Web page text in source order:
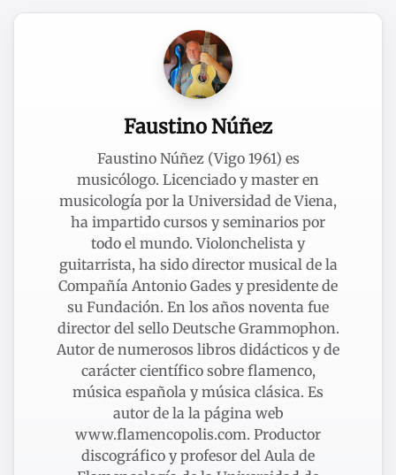
Faustino Núñez
Faustino Núñez (Vigo 1961) es
musicólogo. Licenciado y master en
musicología por la Universidad de Viena,
ha impartido cursos y seminarios por
todo el mundo. Violonchelista y
guitarrista, ha sido director musical de la
Compañía Antonio Gades y presidente de
su Fundación. En los años noventa fue
director del sello Deutsche Grammophon.
Autor de numerosos libros didácticos y de
carácter científico sobre flamenco,
música española y música clásica. Es
autor de la la página web
www.flamencopolis.com. Productor
discográfico y profesor del Aula de